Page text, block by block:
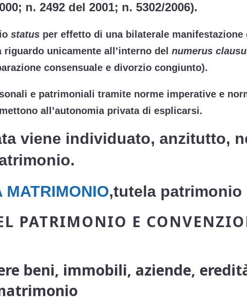
n. 2492 del 2001; n. 5302/2006).
status per effetto di una bilaterale manifestazione
unicamente all’interno del numerus
consensuale e divorzio congiunto).
e patrimoniali tramite norme imperative e
all’autonomia privata di esplicarsi.
viene individuato, anzitutto,
MATRIMONIO,tutela patrimonio
PATRIMONIO E
beni, immobili, aziende,